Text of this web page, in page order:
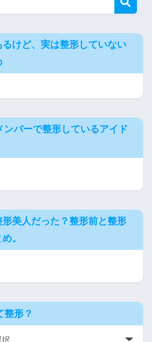
けど、実は整形していない
ンバーで整形しているアイド
美人だった？整形前と整形
。
整形？